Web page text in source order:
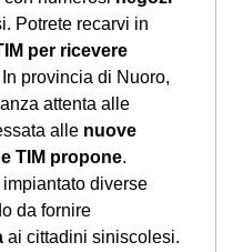
Potrete recarvi in
per ricevere
In provincia di Nuoro,
attenta alle
alle nuove
TIM propone.
diverse
da fornire
ai cittadini siniscolesi.